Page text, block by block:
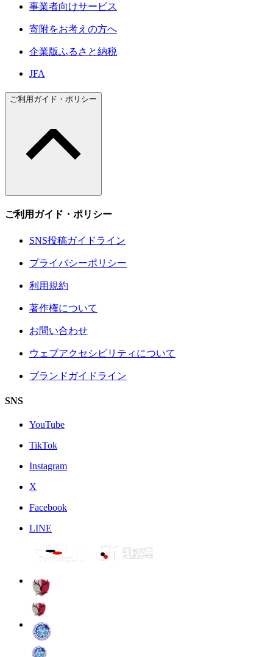
事業者向けサービス
寄附をお考えの方へ
企業版ふるさと納税
JFA
ご利用ガイド・ポリシー
ご利用ガイド・ポリシー
SNS投稿ガイドライン
プライバシーポリシー
利用規約
著作権について
お問い合わせ
ウェブアクセシビリティについて
ブランドガイドライン
SNS
YouTube
TikTok
Instagram
X
Facebook
LINE